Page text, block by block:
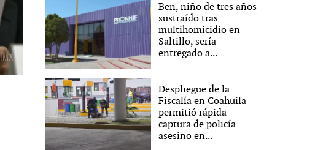
Ben, niño de tres años
sustraído tras
multihomicidio en
Saltillo, sería
entregado a...
Despliegue de la
Fiscalía en Coahuila
permitió rápida
captura de policía
asesino en...